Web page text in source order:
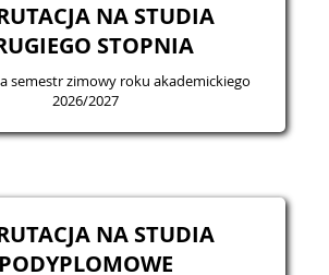
NA STUDIA
STOPNIA
semestr zimowy roku akademickiego
2026/2027
NA STUDIA
PODYPLOMOWE